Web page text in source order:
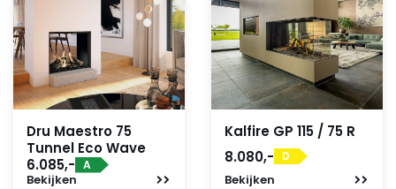
Dru Maestro 75
Tunnel Eco Wave
6.085,- A
Bekijken
Kalfire GP 115 / 75 R
8.080,-
D
Bekijken